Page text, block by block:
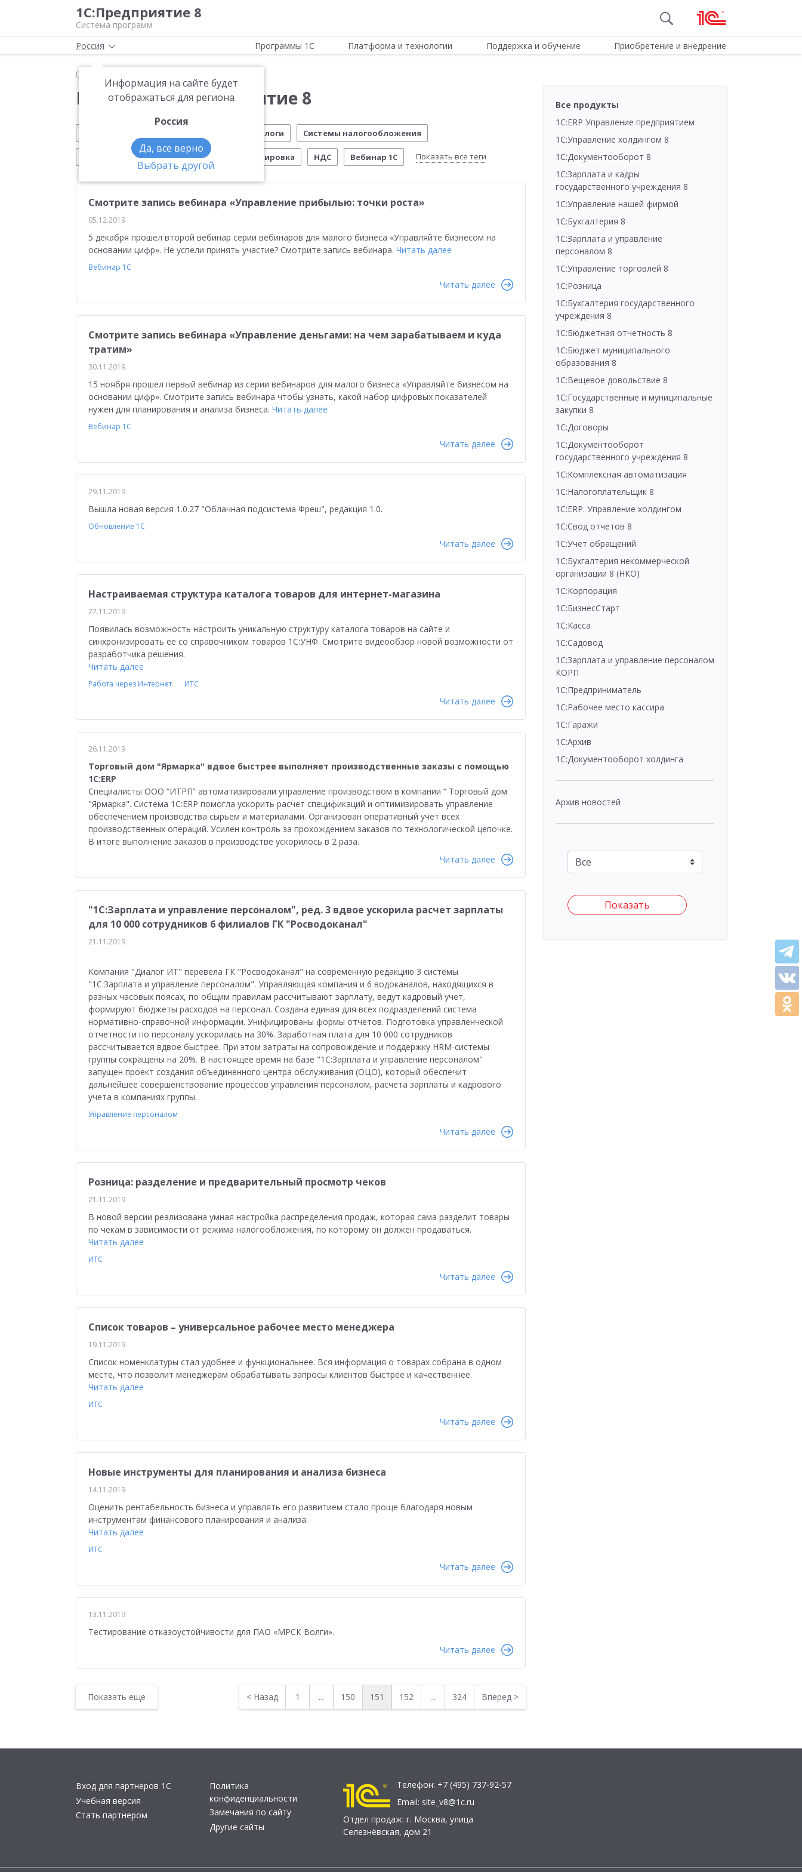
1С:Предприятие 8
Система программ
Россия
Информация на сайте будет
отображаться для региона
Россия
Да, все верно
Выбрать другой
Программы 1С Платформа и технологии Поддержка и обучение Приобретение и внедрение
Главная
Новости 1С:Предприятие 8
Налоги Системы налогообложения
Электронный документооборот Маркировка НДС Вебинар 1С
CRM
Показать все теги
Управление производством ИТС Отчетность по МСФО Новости Платформы
Платформа 1С:Предприятие 8 ЕГАИС Система управления предприятием Управление складом
Маркетплейсы Работа с клиентами Отчеты о внедрении Розничная торговля
1С:ERP Управление предприятием
Управление закупками
Обзор возможностей Для бухгалтера Удаленная работа 1С:Фреш Антикризисные решения
Проектные решения
Бюджетирование Для руководства Планирование Интеграция
Реальная автоматизация
1С:ERP Управление строительной организацией Форум пользователей ДО 2025
Смотрите запись вебинара «Управление прибылью: точки роста»
05.12.2019
5 декабря прошел второй вебинар серии вебинаров для малого бизнеса «Управляйте бизнесом на
основании цифр». Не успели принять участие? Смотрите запись вебинара. Читать далее
Вебинар 1С
Читать далее
Смотрите запись вебинара «Управление деньгами: на чем зарабатываем и куда
тратим»
30.11.2019
15 ноября прошел первый вебинар из серии вебинаров для малого бизнеса «Управляйте бизнесом на
основании цифр». Смотрите запись вебинара чтобы узнать, какой набор цифровых показателей
нужен для планирования и анализа бизнеса. Читать далее
Вебинар 1С
Читать далее
29.11.2019
Вышла новая версия 1.0.27 "Облачная подсистема Фреш", редакция 1.0.
Обновление 1С
Читать далее
Настраиваемая структура каталога товаров для интернет-магазина
27.11.2019
Появилась возможность настроить уникальную структуру каталога товаров на сайте и
синхронизировать ее со справочником товаров 1С:УНФ. Смотрите видеообзор новой возможности от
разработчика решения.
Читать далее
Работа через Интернет ИТС
Читать далее
26.11.2019
Торговый дом "Ярмарка" вдвое быстрее выполняет производственные заказы с помощью
1С:ERP
Специалисты ООО “ИТРП” автоматизировали управление производством в компании “ Торговый дом
"Ярмарка". Система 1С:ERP помогла ускорить расчет спецификаций и оптимизировать управление
обеспечением производства сырьем и материалами. Организован оперативный учет всех
производственных операций. Усилен контроль за прохождением заказов по технологической цепочке.
В итоге выполнение заказов в производстве ускорилось в 2 раза.
Читать далее
"1С:Зарплата и управление персоналом", ред. 3 вдвое ускорила расчет зарплаты
для 10 000 сотрудников 6 филиалов ГК "Росводоканал"
21.11.2019
Компания "Диалог ИТ" перевела ГК "Росводоканал" на современную редакцию 3 системы
"1С:Зарплата и управление персоналом". Управляющая компания и 6 водоканалов, находящихся в
разных часовых поясах, по общим правилам рассчитывают зарплату, ведут кадровый учет,
формируют бюджеты расходов на персонал. Создана единая для всех подразделений система
нормативно-справочной информации. Унифицированы формы отчетов. Подготовка управленческой
отчетности по персоналу ускорилась на 30%. Заработная плата для 10 000 сотрудников
рассчитывается вдвое быстрее. При этом затраты на сопровождение и поддержку HRM-системы
группы сокращены на 20%. В настоящее время на базе "1С:Зарплата и управление персоналом"
запущен проект создания объединенного центра обслуживания (ОЦО), который обеспечит
дальнейшее совершенствование процессов управления персоналом, расчета зарплаты и кадрового
учета в компаниях группы.
Управление персоналом
Читать далее
Розница: разделение и предварительный просмотр чеков
21.11.2019
В новой версии реализована умная настройка распределения продаж, которая сама разделит товары
по чекам в зависимости от режима налогообложения, по которому он должен продаваться.
Читать далее
ИТС
Читать далее
Список товаров – универсальное рабочее место менеджера
19.11.2019
Список номенклатуры стал удобнее и функциональнее. Вся информация о товарах собрана в одном
месте, что позволит менеджерам обрабатывать запросы клиентов быстрее и качественнее.
Читать далее
ИТС
Читать далее
Новые инструменты для планирования и анализа бизнеса
14.11.2019
Оценить рентабельность бизнеса и управлять его развитием стало проще благодаря новым
инструментам финансового планирования и анализа.
Читать далее
ИТС
Читать далее
13.11.2019
Тестирование отказоустойчивости для ПАО «МРСК Волги».
Читать далее
Показать еще < Назад 1 ... 150 151 152 ... 324 Вперед >
Все продукты
1С:ERP Управление предприятием
1С:Управление холдингом 8
1С:Документооборот 8
1С:Зарплата и кадры
государственного учреждения 8
1С:Управление нашей фирмой
1С:Бухгалтерия 8
1С:Зарплата и управление
персоналом 8
1С:Управление торговлей 8
1С:Розница
1С:Бухгалтерия государственного
учреждения 8
1С:Бюджетная отчетность 8
1С:Бюджет муниципального
образования 8
1С:Вещевое довольствие 8
1С:Государственные и муниципальные
закупки 8
1С:Договоры
1С:Документооборот
государственного учреждения 8
1С:Комплексная автоматизация
1С:Налогоплательщик 8
1С:ERP. Управление холдингом
1С:Свод отчетов 8
1С:Учет обращений
1С:Бухгалтерия некоммерческой
организации 8 (НКО)
1С:Корпорация
1С:БизнесСтарт
1С:Касса
1С:Садовод
1С:Зарплата и управление персоналом
КОРП
1С:Предприниматель
1С:Рабочее место кассира
1С:Гаражи
1С:Архив
1С:Документооборот холдинга
Архив новостей
Показать
Вход для партнеров 1С
Учебная версия
Стать партнером
Политика
конфиденциальности
Замечания по сайту
Другие сайты
Телефон: +7 (495) 737-92-57
Email: site_v8@1c.ru
Отдел продаж: г. Москва, улица
Селезнёвская, дом 21